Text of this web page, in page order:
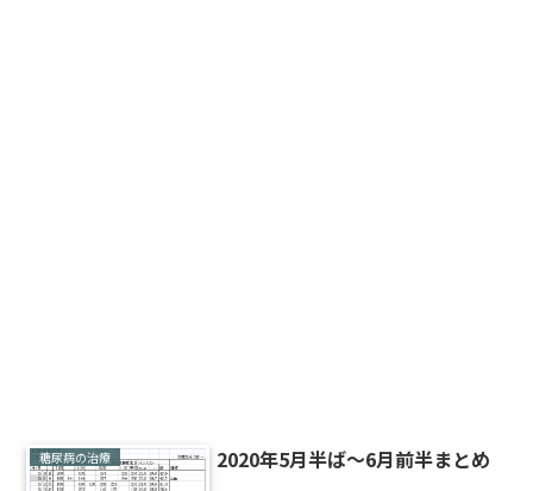
糖尿病の治療 2020年5月半ば～6月前半まとめ